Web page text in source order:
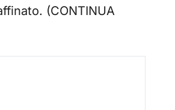
(CONTINUA